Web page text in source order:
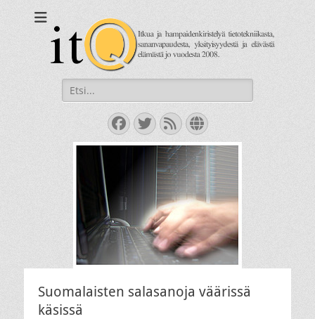
Itkua ja hammastenkiristelyä jo vuodesta 2008.
Search
for:
Facebook
Twitter
FeedWebsite
Suomalaisten salasanoja väärissä
käsissä